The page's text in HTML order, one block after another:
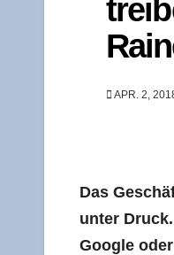
APR. 2,
Das
unter
Goog­le